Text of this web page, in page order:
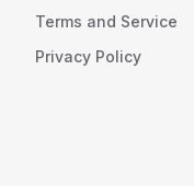
Terms and Service
Privacy Policy